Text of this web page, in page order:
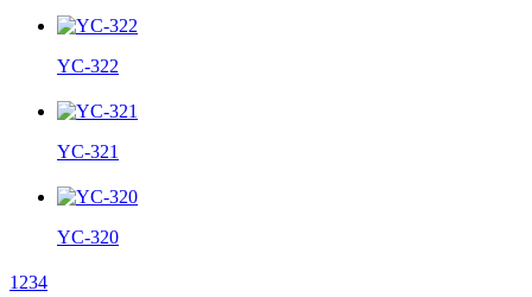
YC-322
YC-321
YC-320
1 234